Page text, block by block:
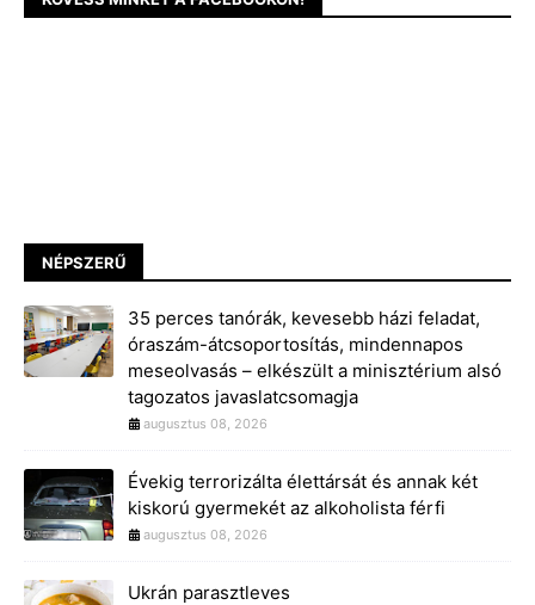
NÉPSZERŰ
35 perces tanórák, kevesebb házi feladat,
óraszám-átcsoportosítás, mindennapos
meseolvasás – elkészült a minisztérium alsó
tagozatos javaslatcsomagja
augusztus 08, 2026
Évekig terrorizálta élettársát és annak két
kiskorú gyermekét az alkoholista férfi
augusztus 08, 2026
Ukrán parasztleves